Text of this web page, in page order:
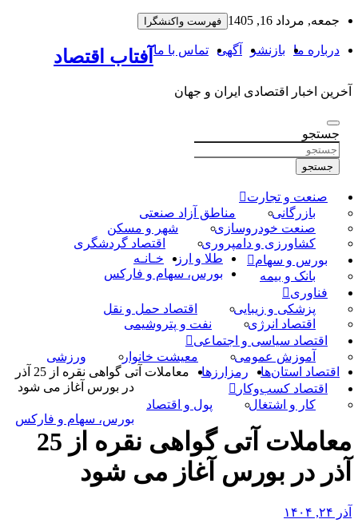
به
بروید
جمعه, مرداد 16, 1405 فهرست واکنشگرا
درباره ما بازنشر آگهی تماس با ما آفتاب اقتصاد
آخرین اخبار اقتصادی ایران و جهان
جستجو
جستجو
صنعت و تجارت
بازرگانی
مناطق آزاد صنعتی
صنعت خودروسازی
شهر و مسکن
کشاورزی و دامپروری
اقتصاد گردشگری
بورس و سهام
بانک و بیمه
طلا و ارز
فناوری
پزشکی و زیبایی
اقتصاد حمل و نقل
اقتصاد انرژی
نفت و پتروشیمی
اقتصاد سیاسی و اجتماعی
آموزش عمومی
معیشت خانوار
ورزشی
اقتصاد استان‌ها
رمزارزها
اقتصاد کسب‌و‌کار
کار و اشتغال
پول و اقتصاد
خـانـه
بورس، سهام و فارکس
معاملات آتی گواهی نقره از 25 آذر
در بورس آغاز می شود
بورس، سهام و فارکس
معاملات آتی گواهی نقره از 25
آذر در بورس آغاز می شود
آذر ۲۴, ۱۴۰۴